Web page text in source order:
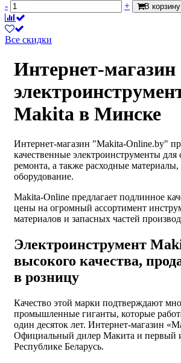
-
+ В корзину
Все скидки
Интернет-магазин
Makita в Минске
Интернет-магазин "Makita-Online.by"
качественные электроинструменты для
ремонта, а также расходные
оборудование.
Makita-Online предлагает подлинное
цены на огромный ассортимент
материалов и запасных частей
Электроинструмент
высокого качества,
в розницу
Качество этой марки подтверждают
промышленные гиганты, которые
один десяток лет. Интернет-магазин
Официальный дилер Макита и первый
Республике Беларусь.